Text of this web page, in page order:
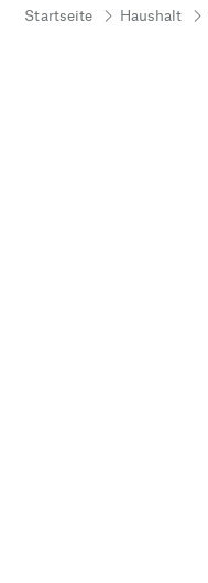
Startseite Haushalt